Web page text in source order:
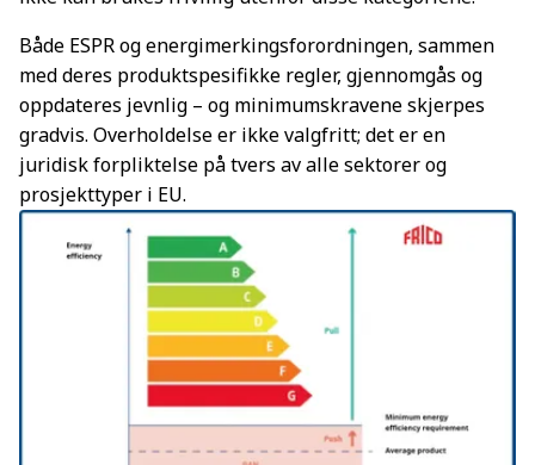
Både ESPR og energimerkingsforordningen, sammen
med deres produktspesifikke regler, gjennomgås og
oppdateres jevnlig – og minimumskravene skjerpes
gradvis. Overholdelse er ikke valgfritt; det er en
juridisk forpliktelse på tvers av alle sektorer og
prosjekttyper i EU.